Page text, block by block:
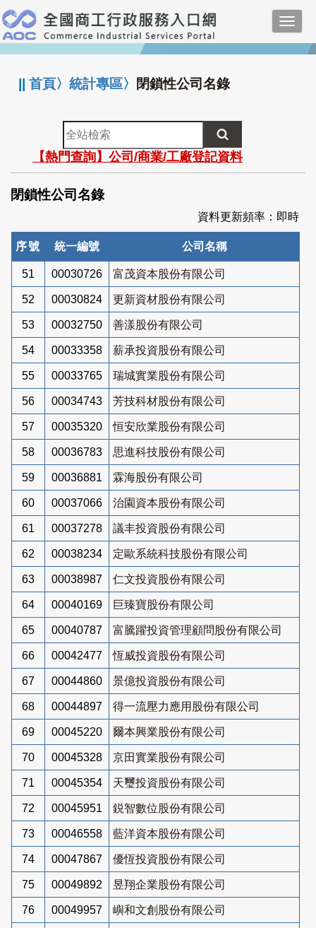
跳
到
主
要
:::
||首頁〉統計專區〉 閉鎖性公司名錄
全
站
檢
索
【熱門查詢】公司/商業/工廠登記資料
閉鎖性公司名錄
資料更新頻率：即時
序號 統一編號 公司名稱
51 00030726 富茂資本股份有限公司
52 00030824 更新資材股份有限公司
53 00032750 善漾股份有限公司
54 00033358 薪承投資股份有限公司
55 00033765 瑞城實業股份有限公司
56 00034743 芳技科材股份有限公司
57 00035320 恒安欣業股份有限公司
58 00036783 思進科技股份有限公司
59 00036881 霖海股份有限公司
60 00037066 治園資本股份有限公司
61 00037278 議丰投資股份有限公司
62 00038234 定歐系統科技股份有限公司
63 00038987 仁文投資股份有限公司
64 00040169 巨臻寶股份有限公司
65 00040787 富騰躍投資管理顧問股份有限公司
66 00042477 恆威投資股份有限公司
67 00044860 景億投資股份有限公司
68 00044897 得一流壓力應用股份有限公司
69 00045220 爾本興業股份有限公司
70 00045328 京田實業股份有限公司
71 00045354 天璽投資股份有限公司
72 00045951 鋭智數位股份有限公司
73 00046558 藍洋資本股份有限公司
74 00047867 優恆投資股份有限公司
75 00049892 昱翔企業股份有限公司
76 00049957 嶼和文創股份有限公司